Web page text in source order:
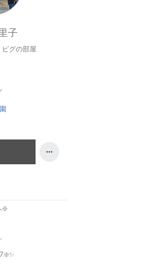
子
ピグの部屋
❇️